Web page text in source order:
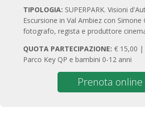
TIPOLOGIA: SUPERPARK. Visioni
Escursione in Val Ambiez con Simone
fotografo, regista e produttore
QUOTA PARTECIPAZIONE: € 15,00 |
Parco Key QP e bambini 0-12 anni
Prenota online